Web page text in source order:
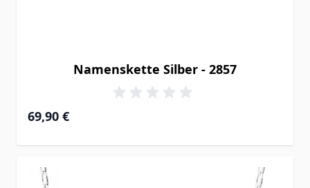
Namenskette Silber - 2857
69,90 €